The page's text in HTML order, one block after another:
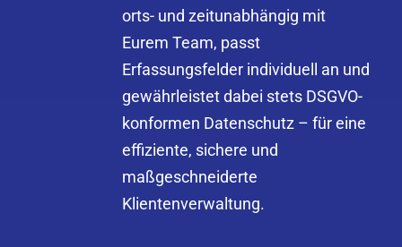
orts- und zeitunabhängig mit
Eurem Team, passt
Erfassungsfelder individuell an und
gewährleistet dabei stets DSGVO-
konformen Datenschutz – für eine
effiziente, sichere und
maßgeschneiderte
Klientenverwaltung.